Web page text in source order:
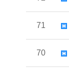
71
70